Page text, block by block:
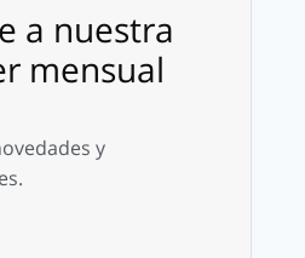
a nuestra
mensual
y